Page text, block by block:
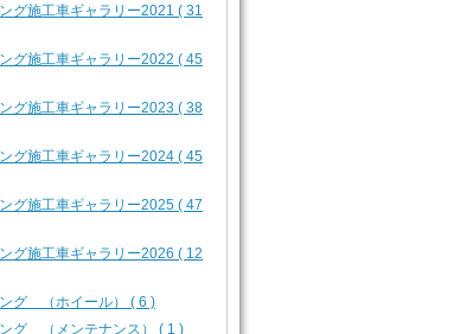
グ施工車ギャラリー2021 ( 31
グ施工車ギャラリー2022 ( 45
グ施工車ギャラリー2023 ( 38
グ施工車ギャラリー2024 ( 45
グ施工車ギャラリー2025 ( 47
グ施工車ギャラリー2026 ( 12
グ （ホイール） ( 6 )
グ （メンテナンス） ( 1 )